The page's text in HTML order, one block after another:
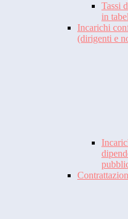
Tassi
in
Incarichi
(dirigenti e